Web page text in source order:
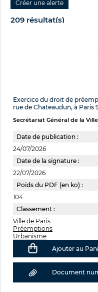
209 résultat(s)
Exercice du droit de
rue de Chateaudun, à Paris
Secrétariat Général de la
Date de publication :
24/07/2026
Date de la signature :
22/07/2026
Poids du PDF (en ko) :
104
Classement :
Ville de Paris
Préemptions
Urbanisme
Ajouter au
Document